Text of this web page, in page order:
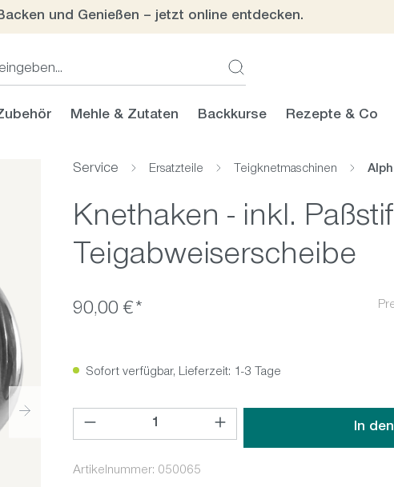
und Genießen – jetzt online entdecken.
Mehle & Zutaten Backkurse Rezepte & Co
Service Ersatzteile Teigknetmaschinen
Knethaken - inkl.
Teigabweiserscheibe
90,00 €*
Sofort verfügbar, Lieferzeit: 1-3 Tage
Produkt Anzahl: Gib den gewünschten Wert ein oder
In
Artikelnummer: 050065